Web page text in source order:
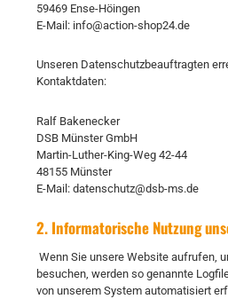
59469 Ense-Höingen
E-Mail: info@action-shop24.de
Unseren Datenschutzbeauftragten
Kontaktdaten:
Ralf Bakenecker
DSB Münster GmbH
Martin-Luther-King-Weg 42-44
48155 Münster
E-Mail: datenschutz@dsb-ms.de
2. Informatorische Nutzung
Wenn Sie unsere Website aufrufen,
besuchen, werden so genannte
von unserem System automatisiert